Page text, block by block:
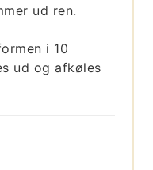
ud ren.
i 10
ud og afkøles